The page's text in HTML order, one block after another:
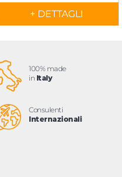
+ DETTAGLI
100% made
in Italy
Consulenti
Internazionali